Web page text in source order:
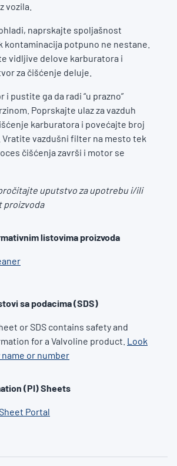
vozila.
naprskajte spoljašnost
kontaminacija potpuno ne nestane.
vidljive delove karburatora i
za čišćenje deluje.
pustite ga da radi “u prazno”
Poprskajte ulaz za vazduh
karburatora i povećajte broj
vazdušni filter na mesto tek
čišćenja završi i motor se
uputstvo za upotrebu i/ili
proizvoda
listovima proizvoda
sa podacima (SDS)
or SDS contains safety and
for a Valvoline product. Look
or number
(PI) Sheets
Portal